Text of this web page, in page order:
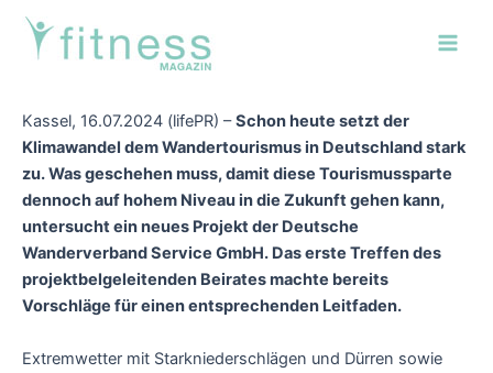
Zum
Inhalt
springen
Kassel, 16.07.2024 (lifePR) –Schon heute setzt der
Klimawandel dem Wandertourismus in Deutschland stark
zu. Was geschehen muss, damit diese Tourismussparte
dennoch auf hohem Niveau in die Zukunft gehen kann,
untersucht ein neues Projekt der Deutsche
Wanderverband Service GmbH. Das erste Treffen des
projektbelgeleitenden Beirates machte bereits
Vorschläge für einen entsprechenden Leitfaden.
Extremwetter mit Starkniederschlägen und Dürren sowie
Post
navigation